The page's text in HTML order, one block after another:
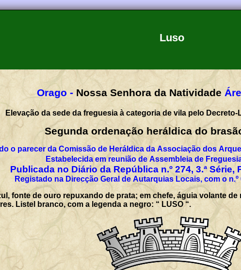
Luso
Orago - Nossa Senhora da Natividade
Elevação da sede da freguesia à categoria de vila pelo Decreto-
Segunda ordenação heráldica do
o parecer da Comissão de Heráldica da Associação dos
Estabelecida em reunião de Assembleia de
Publicada no Diário da República n.º 274, 3.ª Série,
Registado na Direcção Geral de Autarquias Locais, com o n.º
fonte de ouro repuxando de prata; em chefe, águia volante
Listel branco, com a legenda a negro: “ LUSO “.